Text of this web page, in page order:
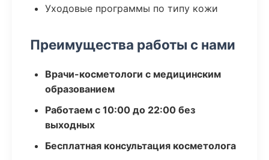
Уходовые программы по типу кожи
Преимущества работы с нами
Врачи-косметологи с медицинским
образованием
Работаем с 10:00 до 22:00 без
выходных
Бесплатная консультация косметолога